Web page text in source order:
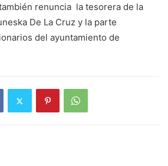
renuncia la tesorera de la
De La Cruz y la parte
del ayuntamiento de